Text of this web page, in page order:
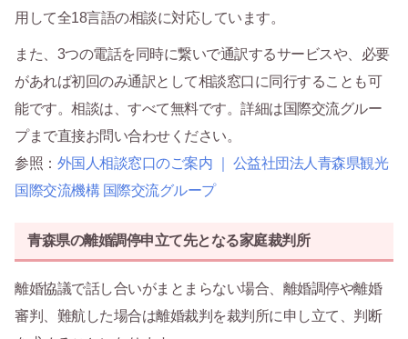
用して全18言語の相談に対応しています。
また、3つの電話を同時に繋いで通訳するサービスや、必要
があれば初回のみ通訳として相談窓口に同行することも可
能です。相談は、すべて無料です。詳細は国際交流グルー
プまで直接お問い合わせください。
参照： 外国人相談窓口のご案内 ｜ 公益社団法人青森県観光
国際交流機構 国際交流グループ
青森県の離婚調停申立て先となる家庭裁判所
離婚協議で話し合いがまとまらない場合、離婚調停や離婚
審判、難航した場合は離婚裁判を裁判所に申し立て、判断